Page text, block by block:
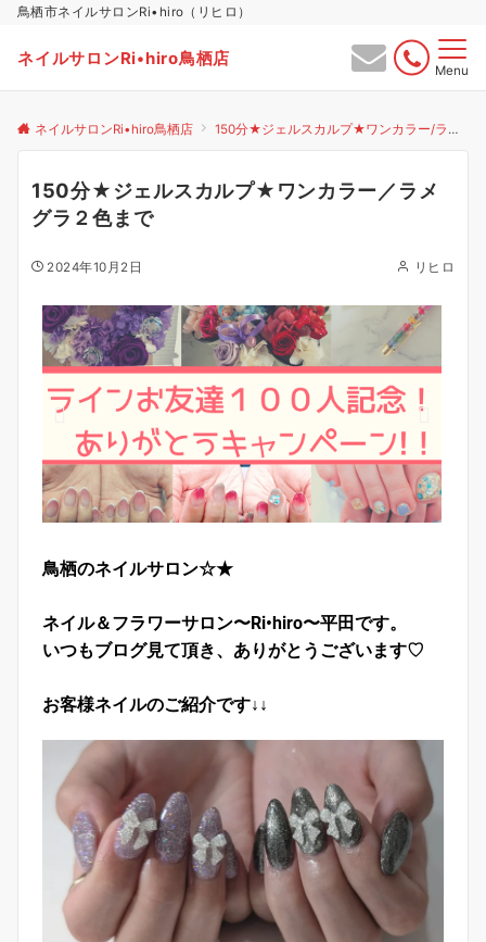
鳥栖市ネイルサロンRi•hiro（リヒロ）
ネイルサロンRi•hiro鳥栖店
Menu
ネイルサロンRi•hiro鳥栖店 150分★ジェルスカルプ★ワンカラー/ラメグラ2色まで
150分★ジェルスカルプ★ワンカラー／ラメ
グラ２色まで
2024年10月2日 リヒロ
鳥栖のネイルサロン☆★
ネイル＆フラワーサロン〜Ri•hiro〜平田です。
いつもブログ見て頂き、ありがとうございます♡
お客様ネイルのご紹介です↓↓